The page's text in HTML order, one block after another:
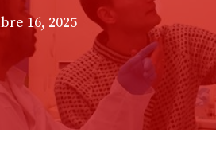
16, 2025